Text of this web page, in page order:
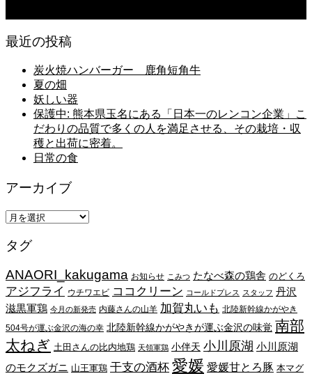
最近の投稿
炭火焼ハンバーガー 鹿角短角牛
夏の畑
妖しい器
保護中: 熊本県玉名にある「日本一のレンコン企業」こ
だわりの品質で多くの人を満足させる、その栽培・収
穫と出荷に密着。
日常の食
アーカイブ
ア
カ
ブ
タグ
ANAORI_kakugama お知らせ こみつ たなべ森の鶏舎 のどくろ
アジフライ ウチワエビ ココクリーン コールドプレス スタッフ 丹沢
滋黒軍鶏 今月の新発売 内藤さんの山羊 加賀丸いも 北陸新幹線かがやき
504号が運ぶ金沢の海の幸 北陸新幹線かがやきが運ぶ金沢の味覚 南部
太ねぎ 土田さんの比内地鶏 天領軍鶏 小伴天 小川原湖 小川原湖
のモクズガニ 山王軍鶏 干支の酒杯 愛媛 愛媛甘とろ豚 本マグ